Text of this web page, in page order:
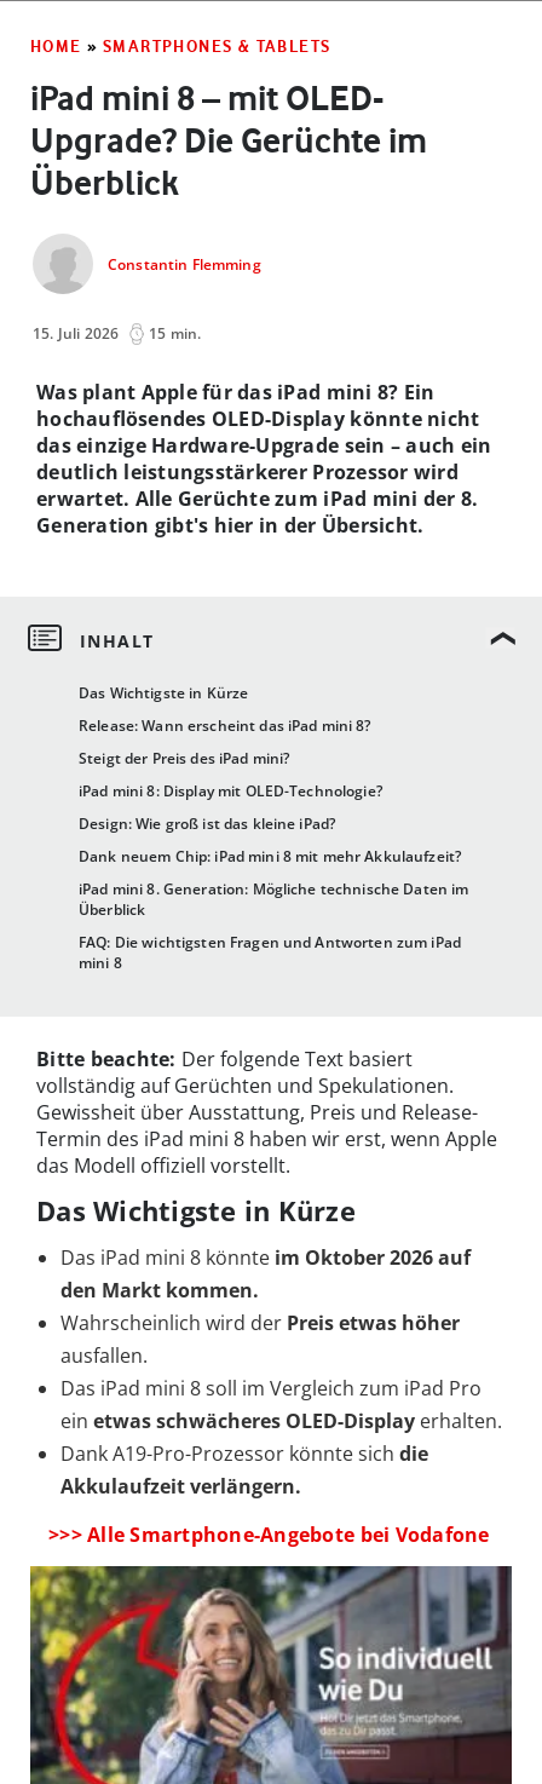
HOME » SMARTPHONES & TABLETS
iPad mini 8 – mit OLED-
Upgrade? Die Gerüchte im
Überblick
Constantin Flemming
15. Juli 2026 15 min.
Das Wichtigste in Kürze
Release: Wann erscheint das iPad mini 8?
Steigt der Preis des iPad mini?
iPad mini 8: Display mit OLED-Technologie?
Design: Wie groß ist das kleine iPad?
Dank neuem Chip: iPad mini 8 mit mehr Akkulaufzeit?
iPad mini 8. Generation: Mögliche technische Daten im
Überblick
FAQ: Die wichtigsten Fragen und Antworten zum iPad
mini 8
Was plant Apple für das iPad mini 8? Ein
hochauflösendes OLED-Display könnte nicht
das einzige Hardware-Upgrade sein – auch ein
deutlich leistungsstärkerer Prozessor wird
erwartet. Alle Gerüchte zum iPad mini der 8.
Generation gibt's hier in der Übersicht.
Bitte beachte: Der folgende Text basiert
vollständig auf Gerüchten und Spekulationen.
Gewissheit über Ausstattung, Preis und Release-
Termin des iPad mini 8 haben wir erst, wenn Apple
das Modell offiziell vorstellt.
Das Wichtigste in Kürze
Das iPad mini 8 könnte im Oktober2026 auf
den Markt kommen.
Wahrscheinlich wird der Preis etwas höher
ausfallen.
Das iPad mini 8 soll im Vergleich zum iPad Pro
ein etwas schwächeres OLED-Display erhalten.
Dank A19-Pro-Prozessor könnte sich die
Akkulaufzeit verlängern.
>>> Alle Smartphone-Angebote bei Vodafone